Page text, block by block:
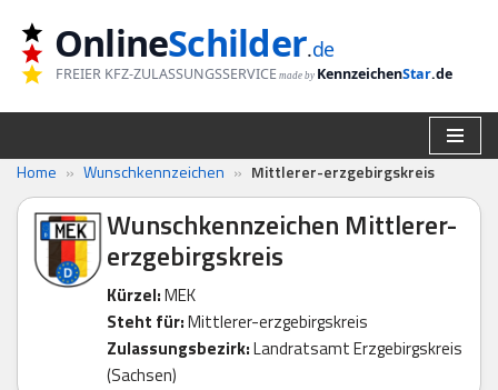
Zum
Inhalt
springen
OnlineSchilder.de
FREIER KFZ-ZULASSUNGSSERVICE made by KennzeichenStar.de
Home » Wunschkennzeichen » Mittlerer-erzgebirgskreis
Wunschkennzeichen Mittlerer-
erzgebirgskreis
Kürzel:MEK
Steht für:Mittlerer-erzgebirgskreis
Zulassungsbezirk:Landratsamt Erzgebirgskreis
(Sachsen)